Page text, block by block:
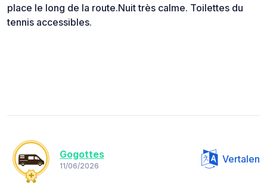
place le long de la route.Nuit très calme. Toilettes du
tennis accessibles.
Gogottes
11/06/2026
Vertalen